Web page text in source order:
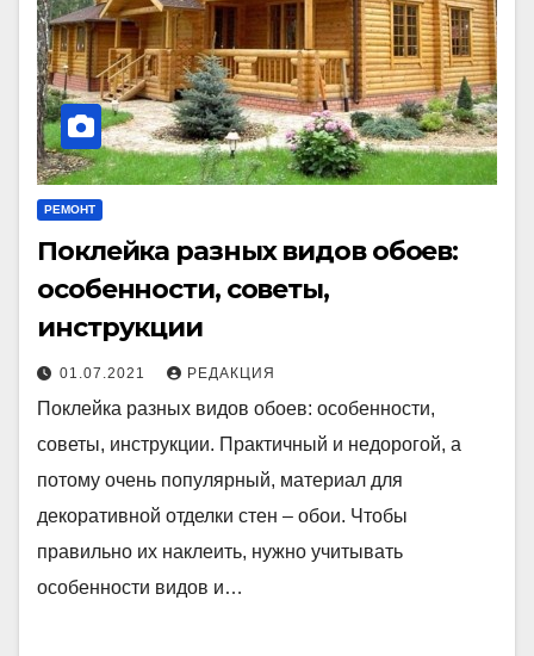
РЕМОНТ
Поклейка разных видов обоев:
особенности, советы,
инструкции
01.07.2021 РЕДАКЦИЯ
Поклейка разных видов обоев: особенности,
советы, инструкции. Практичный и недорогой, а
потому очень популярный, материал для
декоративной отделки стен – обои. Чтобы
правильно их наклеить, нужно учитывать
особенности видов и…